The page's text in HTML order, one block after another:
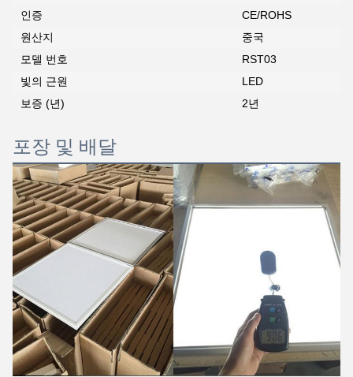
인증
CE/ROHS
원산지
중국
모델 번호
RST03
빛의 근원
LED
보증 (년)
2년
포장 및 배달